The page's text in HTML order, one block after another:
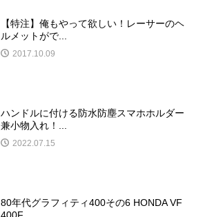
【特注】俺もやって欲しい！レーサーのヘ
ルメットがで...
2017.10.09
ハンドルに付ける防水防塵スマホホルダー
兼小物入れ！...
2022.07.15
80年代グラフィティ400その6 HONDA VF